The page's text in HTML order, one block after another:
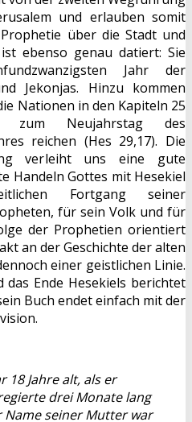
und erlauben somit
über die Stadt und
ebenso genau datiert: Sie
Jahr der
Jekonjas. Hinzu kommen
Nationen in den Kapiteln 25
Neujahrstag des
reichen (Hes 29,17). Die
verleiht uns eine gute
Handeln Gottes mit Hesekiel
Fortgang seiner
für sein Volk und für
der Prophetien orientiert
an der Geschichte der alten
einer geistlichen Linie.
Ende Hesekiels berichtet
Buch endet einfach mit der
18 Jahre alt, als er
drei Monate lang
Name seiner Mutter war